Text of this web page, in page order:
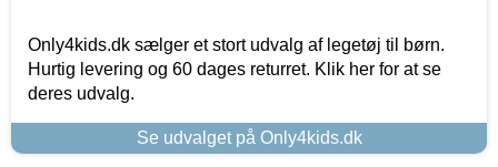
Only4kids.dk sælger et stort udvalg af legetøj til børn.
Hurtig levering og 60 dages returret. Klik her for at se
deres udvalg.
Se udvalget på Only4kids.dk